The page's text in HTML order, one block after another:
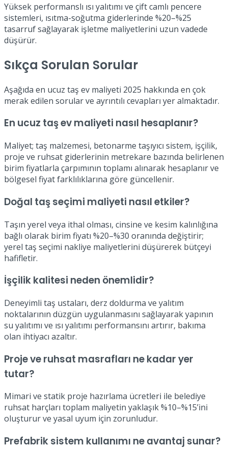
Yüksek performanslı ısı yalıtımı ve çift camlı pencere
sistemleri, ısıtma-soğutma giderlerinde %20–%25
tasarruf sağlayarak işletme maliyetlerini uzun vadede
düşürür.
Sıkça Sorulan Sorular
Aşağıda en ucuz taş ev maliyeti 2025 hakkında en çok
merak edilen sorular ve ayrıntılı cevapları yer almaktadır.
En ucuz taş ev maliyeti nasıl hesaplanır?
Maliyet; taş malzemesi, betonarme taşıyıcı sistem, işçilik,
proje ve ruhsat giderlerinin metrekare bazında belirlenen
birim fiyatlarla çarpımının toplamı alınarak hesaplanır ve
bölgesel fiyat farklılıklarına göre güncellenir.
Doğal taş seçimi maliyeti nasıl etkiler?
Taşın yerel veya ithal olması, cinsine ve kesim kalınlığına
bağlı olarak birim fiyatı %20–%30 oranında değiştirir;
yerel taş seçimi nakliye maliyetlerini düşürerek bütçeyi
hafifletir.
İşçilik kalitesi neden önemlidir?
Deneyimli taş ustaları, derz doldurma ve yalıtım
noktalarının düzgün uygulanmasını sağlayarak yapının
su yalıtımı ve ısı yalıtımı performansını artırır, bakıma
olan ihtiyacı azaltır.
Proje ve ruhsat masrafları ne kadar yer
tutar?
Mimari ve statik proje hazırlama ücretleri ile belediye
ruhsat harçları toplam maliyetin yaklaşık %10–%15’ini
oluşturur ve yasal uyum için zorunludur.
Prefabrik sistem kullanımı ne avantaj sunar?